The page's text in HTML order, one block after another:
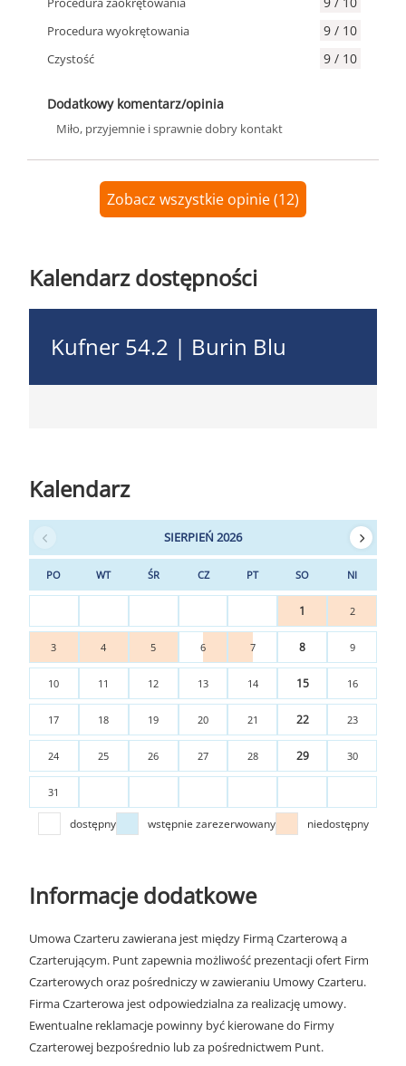
Procedura wyokrętowania 9 / 10
Czystość 9 / 10
Dodatkowy komentarz/opinia
Miło, przyjemnie i sprawnie dobry kontakt
Zobacz wszystkie opinie (12)
Kalendarz dostępności
Kufner 54.2 | Burin Blu
Kalendarz
SIERPIEŃ 2026
PO WT ŚR CZ PT SO NI
1 2
3 4 5 6 7 8 9
10 11 12 13 14 15 16
17 18 19 20 21 22 23
24 25 26 27 28 29 30
31
dostępny wstępnie zarezerwowany niedostępny
Informacje dodatkowe
Umowa Czarteru zawierana jest między Firmą Czarterową a
Czarterującym. Punt zapewnia możliwość prezentacji ofert Firm
Czarterowych oraz pośredniczy w zawieraniu Umowy Czarteru.
Firma Czarterowa jest odpowiedzialna za realizację umowy.
Ewentualne reklamacje powinny być kierowane do Firmy
Czarterowej bezpośrednio lub za pośrednictwem Punt.